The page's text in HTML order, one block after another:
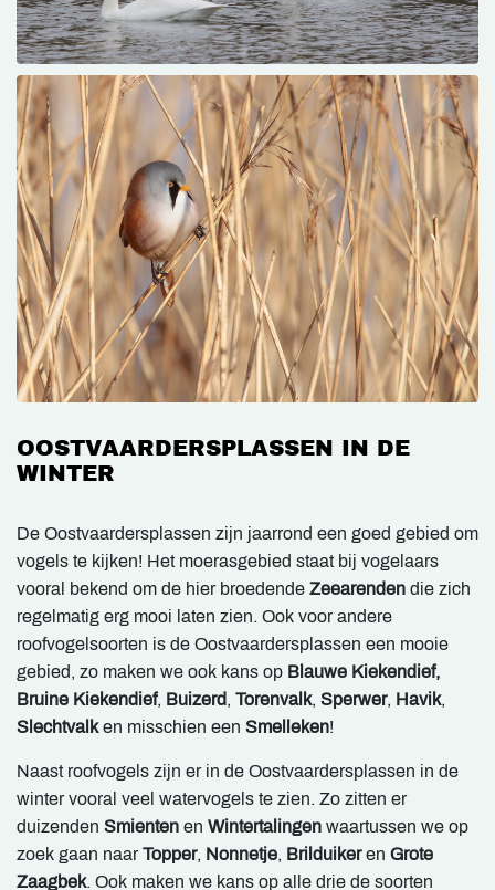
OOSTVAARDERSPLASSEN IN DE
WINTER
De Oostvaardersplassen zijn jaarrond een goed gebied om
vogels te kijken! Het moerasgebied staat bij vogelaars
vooral bekend om de hier broedende Zeearenden die zich
regelmatig erg mooi laten zien. Ook voor andere
roofvogelsoorten is de Oostvaardersplassen een mooie
gebied, zo maken we ook kans op Blauwe Kiekendief,
Bruine Kiekendief, Buizerd, Torenvalk, Sperwer, Havik,
Slechtvalken misschien een Smelleken!
Naast roofvogels zijn er in de Oostvaardersplassen in de
winter vooral veel watervogels te zien. Zo zitten er
duizenden Smienten en Wintertalingen waartussen we op
zoek gaan naarTopper, Nonnetje, Brilduikeren Grote
Zaagbek. Ook maken we kans op alle drie de soorten